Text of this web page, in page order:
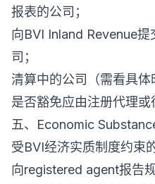
报表的公司；
向BVI Inland Revenue
司；
清算中的公司（需看具体
是否豁免应由注册代理或
五、Economic
受BVI经济实质制度约束
向registered agent报告